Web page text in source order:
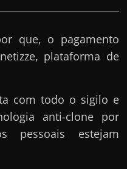
que, o pagamento
plataforma de
com todo o sigilo e
anti-clone por
pessoais estejam